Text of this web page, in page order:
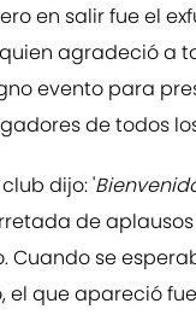
en salir fue el
agradeció a
evento para
de todos
dijo: '
de
Cuando se
el que apareció